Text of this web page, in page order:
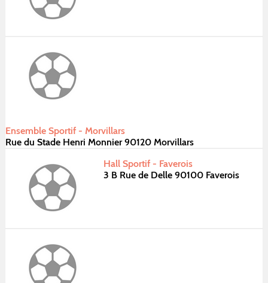
Ensemble Sportif - Morvillars
Rue du Stade Henri Monnier 90120 Morvillars
Hall Sportif - Faverois
3 B Rue de Delle 90100 Faverois